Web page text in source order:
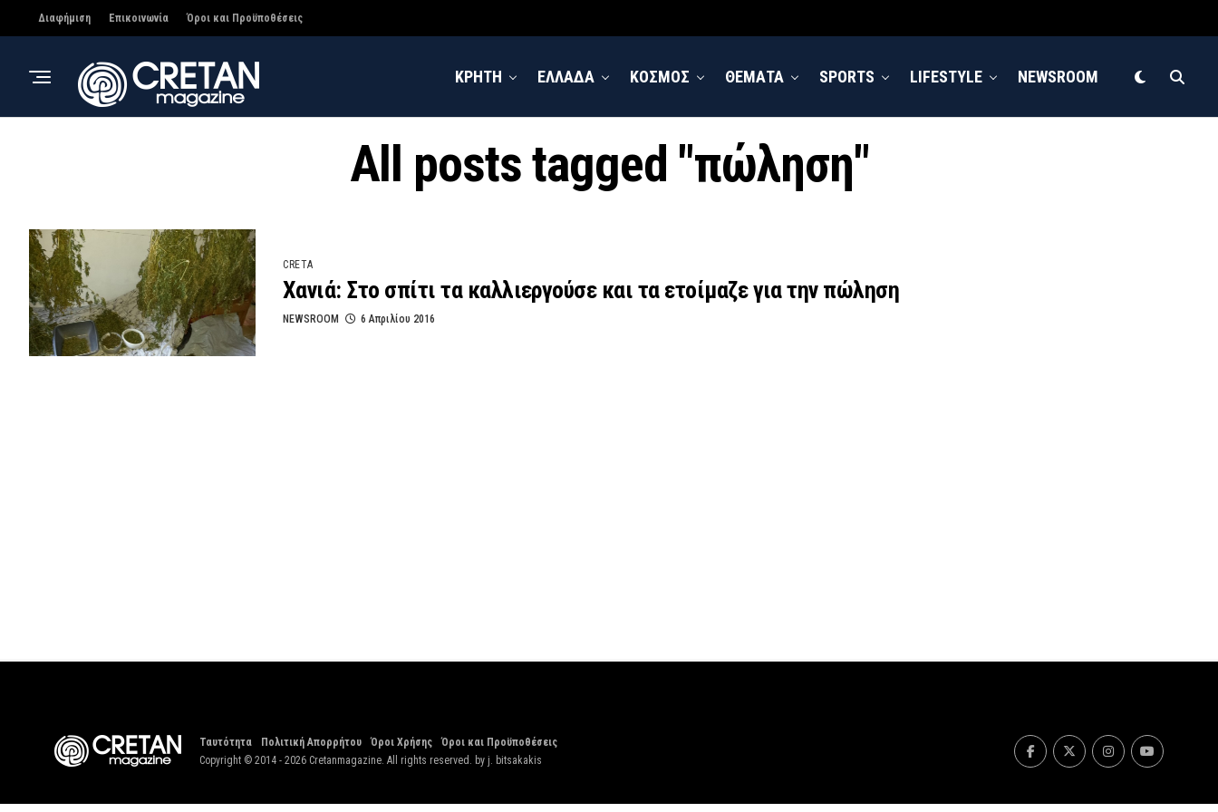
Διαφήμιση Επικοινωνία Όροι και Προϋποθέσεις
ΚΡΗΤΗ ΕΛΛΑΔΑ ΚΟΣΜΟΣ ΘΕΜΑΤΑ SPORTS LIFESTYLE NEWSROOM
All posts tagged "πώληση"
CRETA
Χανιά: Στο σπίτι τα καλλιεργούσε και τα ετοίμαζε για την πώληση
NEWSROOM 6 Απριλίου 2016
Ταυτότητα Πολιτική Απορρήτου Όροι Χρήσης
Όροι και Προϋποθέσεις
Copyright © 2014 - 2026 Cretanmagazine. All rights reserved. by j. bitsakakis